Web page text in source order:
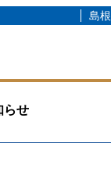
島
らせ